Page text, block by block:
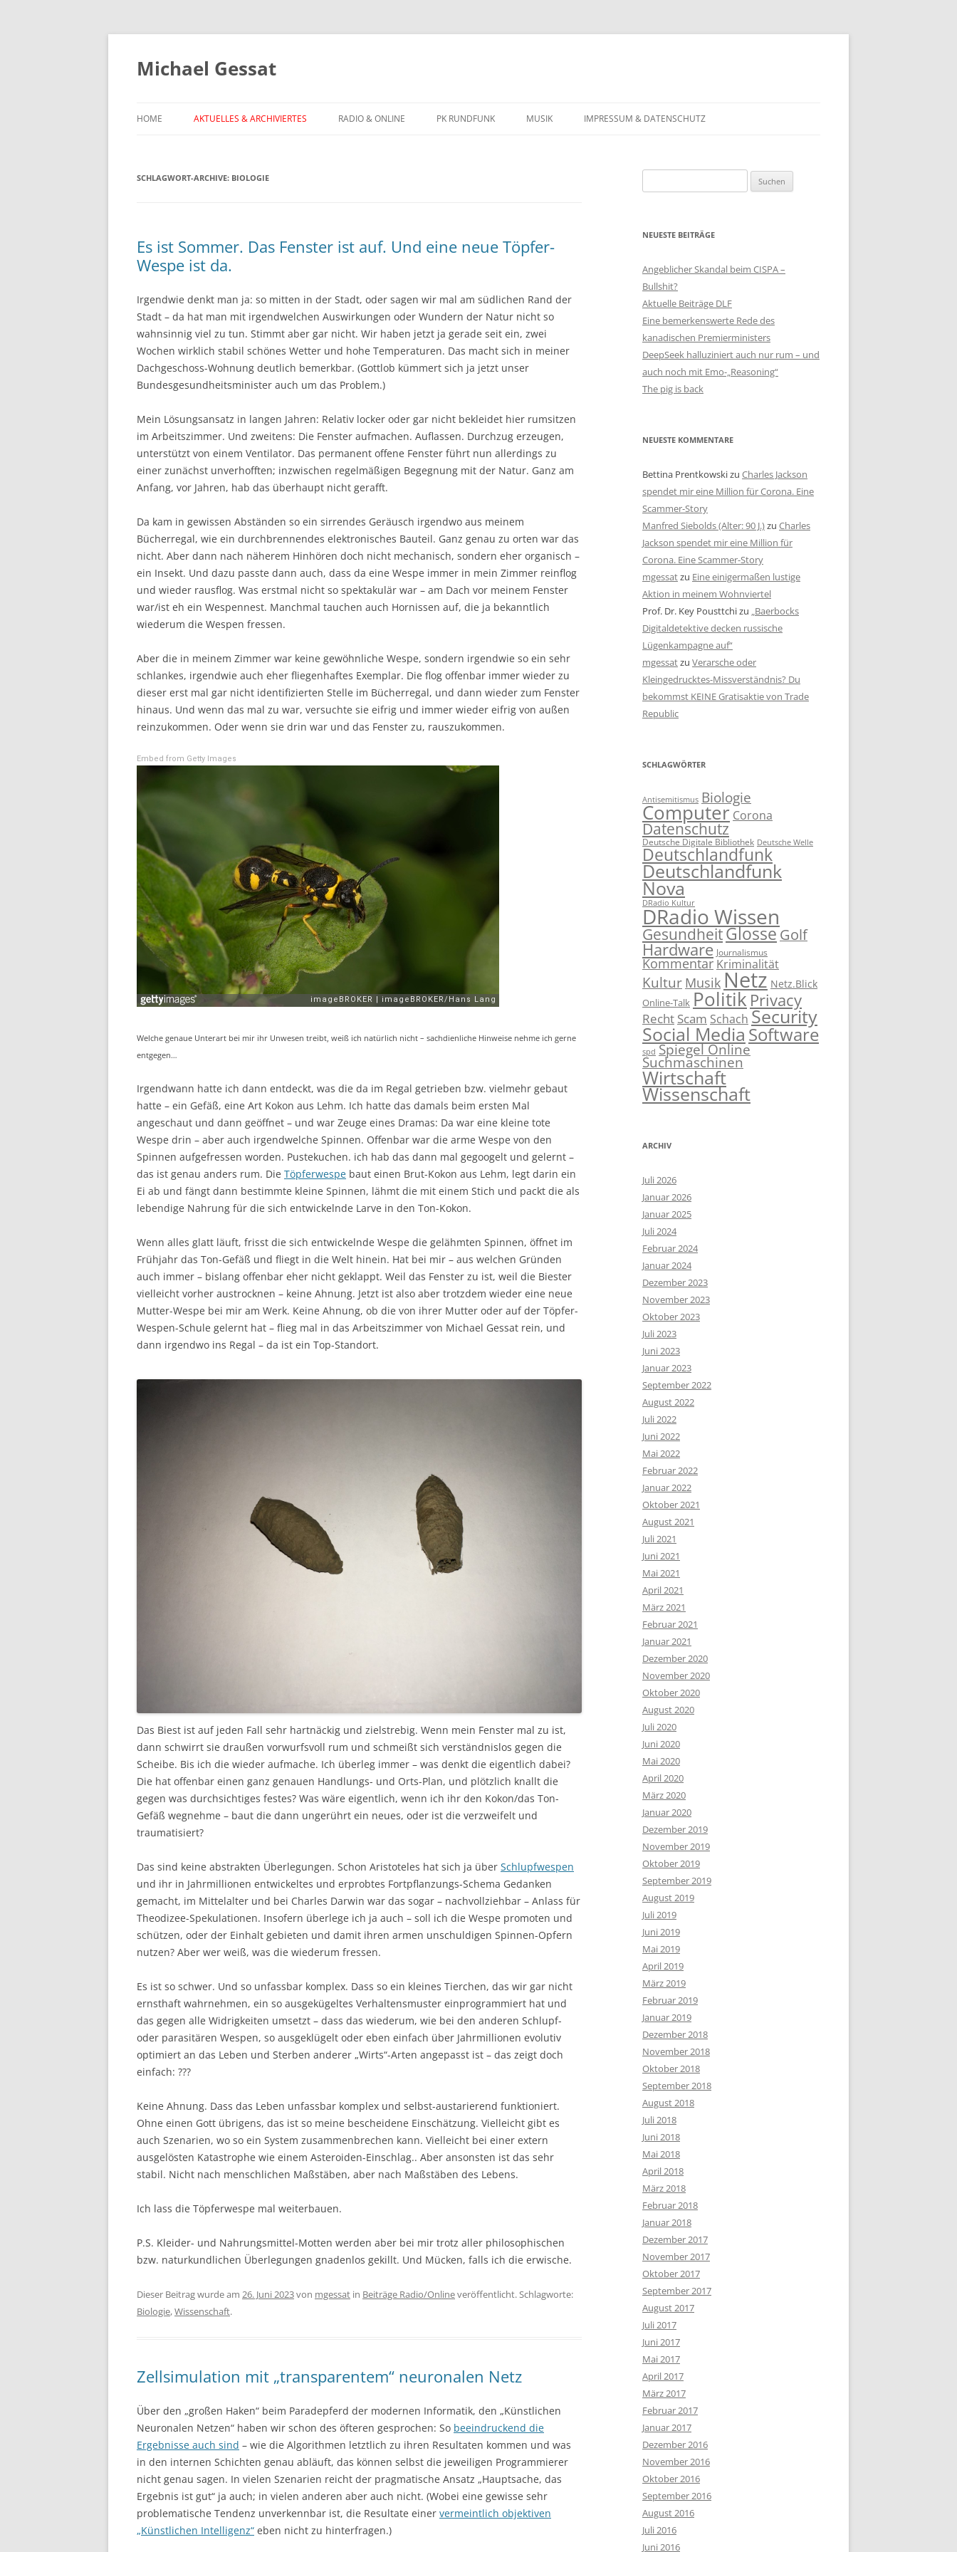
Michael Gessat
Inhalt
HOME AKTUELLES & ARCHIVIERTES RADIO & ONLINE PK RUNDFUNK MUSIK IMPRESSUM & DATENSCHUTZ
SCHLAGWORT-ARCHIVE: BIOLOGIE
Es ist Sommer. Das Fenster ist auf. Und eine neue Töpfer-
Wespe ist da.
Irgendwie denkt man ja: so mitten in der Stadt, oder sagen wir mal am südlichen Rand der
Stadt – da hat man mit irgendwelchen Auswirkungen oder Wundern der Natur nicht so
wahnsinnig viel zu tun. Stimmt aber gar nicht. Wir haben jetzt ja gerade seit ein, zwei
Wochen wirklich stabil schönes Wetter und hohe Temperaturen. Das macht sich in meiner
Dachgeschoss-Wohnung deutlich bemerkbar. (Gottlob kümmert sich ja jetzt unser
Bundesgesundheitsminister auch um das Problem.)
Mein Lösungsansatz in langen Jahren: Relativ locker oder gar nicht bekleidet hier rumsitzen
im Arbeitszimmer. Und zweitens: Die Fenster aufmachen. Auflassen. Durchzug erzeugen,
unterstützt von einem Ventilator. Das permanent offene Fenster führt nun allerdings zu
einer zunächst unverhofften; inzwischen regelmäßigen Begegnung mit der Natur. Ganz am
Anfang, vor Jahren, hab das überhaupt nicht gerafft.
Da kam in gewissen Abständen so ein sirrendes Geräusch irgendwo aus meinem
Bücherregal, wie ein durchbrennendes elektronisches Bauteil. Ganz genau zu orten war das
nicht. Aber dann nach näherem Hinhören doch nicht mechanisch, sondern eher organisch –
ein Insekt. Und dazu passte dann auch, dass da eine Wespe immer in mein Zimmer reinflog
und wieder rausflog. Was erstmal nicht so spektakulär war – am Dach vor meinem Fenster
war/ist eh ein Wespennest. Manchmal tauchen auch Hornissen auf, die ja bekanntlich
wiederum die Wespen fressen.
Aber die in meinem Zimmer war keine gewöhnliche Wespe, sondern irgendwie so ein sehr
schlankes, irgendwie auch eher fliegenhaftes Exemplar. Die flog offenbar immer wieder zu
dieser erst mal gar nicht identifizierten Stelle im Bücherregal, und dann wieder zum Fenster
hinaus. Und wenn das mal zu war, versuchte sie eifrig und immer wieder eifrig von außen
reinzukommen. Oder wenn sie drin war und das Fenster zu, rauszukommen.
Embed from Getty Images
Welche genaue Unterart bei mir ihr Unwesen treibt, weiß ich natürlich nicht – sachdienliche Hinweise nehme ich gerne
entgegen…
Irgendwann hatte ich dann entdeckt, was die da im Regal getrieben bzw. vielmehr gebaut
hatte – ein Gefäß, eine Art Kokon aus Lehm. Ich hatte das damals beim ersten Mal
angeschaut und dann geöffnet – und war Zeuge eines Dramas: Da war eine kleine tote
Wespe drin – aber auch irgendwelche Spinnen. Offenbar war die arme Wespe von den
Spinnen aufgefressen worden. Pustekuchen. ich hab das dann mal gegoogelt und gelernt –
das ist genau anders rum. Die Töpferwespe baut einen Brut-Kokon aus Lehm, legt darin ein
Ei ab und fängt dann bestimmte kleine Spinnen, lähmt die mit einem Stich und packt die als
lebendige Nahrung für die sich entwickelnde Larve in den Ton-Kokon.
Wenn alles glatt läuft, frisst die sich entwickelnde Wespe die gelähmten Spinnen, öffnet im
Frühjahr das Ton-Gefäß und fliegt in die Welt hinein. Hat bei mir – aus welchen Gründen
auch immer – bislang offenbar eher nicht geklappt. Weil das Fenster zu ist, weil die Biester
vielleicht vorher austrocknen – keine Ahnung. Jetzt ist also aber trotzdem wieder eine neue
Mutter-Wespe bei mir am Werk. Keine Ahnung, ob die von ihrer Mutter oder auf der Töpfer-
Wespen-Schule gelernt hat – flieg mal in das Arbeitszimmer von Michael Gessat rein, und
dann irgendwo ins Regal – da ist ein Top-Standort.
Das Biest ist auf jeden Fall sehr hartnäckig und zielstrebig. Wenn mein Fenster mal zu ist,
dann schwirrt sie draußen vorwurfsvoll rum und schmeißt sich verständnislos gegen die
Scheibe. Bis ich die wieder aufmache. Ich überleg immer – was denkt die eigentlich dabei?
Die hat offenbar einen ganz genauen Handlungs- und Orts-Plan, und plötzlich knallt die
gegen was durchsichtiges festes? Was wäre eigentlich, wenn ich ihr den Kokon/das Ton-
Gefäß wegnehme – baut die dann ungerührt ein neues, oder ist die verzweifelt und
traumatisiert?
Das sind keine abstrakten Überlegungen. Schon Aristoteles hat sich ja über Schlupfwespen
und ihr in Jahrmillionen entwickeltes und erprobtes Fortpflanzungs-Schema Gedanken
gemacht, im Mittelalter und bei Charles Darwin war das sogar – nachvollziehbar – Anlass für
Theodizee-Spekulationen. Insofern überlege ich ja auch – soll ich die Wespe promoten und
schützen, oder der Einhalt gebieten und damit ihren armen unschuldigen Spinnen-Opfern
nutzen? Aber wer weiß, was die wiederum fressen.
Es ist so schwer. Und so unfassbar komplex. Dass so ein kleines Tierchen, das wir gar nicht
ernsthaft wahrnehmen, ein so ausgekügeltes Verhaltensmuster einprogrammiert hat und
das gegen alle Widrigkeiten umsetzt – dass das wiederum, wie bei den anderen Schlupf-
oder parasitären Wespen, so ausgeklügelt oder eben einfach über Jahrmillionen evolutiv
optimiert an das Leben und Sterben anderer „Wirts“-Arten angepasst ist – das zeigt doch
einfach: ???
Keine Ahnung. Dass das Leben unfassbar komplex und selbst-austarierend funktioniert.
Ohne einen Gott übrigens, das ist so meine bescheidene Einschätzung. Vielleicht gibt es
auch Szenarien, wo so ein System zusammenbrechen kann. Vielleicht bei einer extern
ausgelösten Katastrophe wie einem Asteroiden-Einschlag.. Aber ansonsten ist das sehr
stabil. Nicht nach menschlichen Maßstäben, aber nach Maßstäben des Lebens.
Ich lass die Töpferwespe mal weiterbauen.
P.S. Kleider- und Nahrungsmittel-Motten werden aber bei mir trotz aller philosophischen
bzw. naturkundlichen Überlegungen gnadenlos gekillt. Und Mücken, falls ich die erwische.
Dieser Beitrag wurde am 26. Juni 2023von mgessat in Beiträge Radio/Onlineveröffentlicht. Schlagworte:
Biologie,Wissenschaft.
Zellsimulation mit „transparentem“ neuronalen Netz
Über den „großen Haken“ beim Paradepferd der modernen Informatik, den „Künstlichen
Neuronalen Netzen“ haben wir schon des öfteren gesprochen: So beeindruckend die
Ergebnisse auch sind – wie die Algorithmen letztlich zu ihren Resultaten kommen und was
in den internen Schichten genau abläuft, das können selbst die jeweiligen Programmierer
nicht genau sagen. In vielen Szenarien reicht der pragmatische Ansatz „Hauptsache, das
Ergebnis ist gut“ ja auch; in vielen anderen aber auch nicht. (Wobei eine gewisse sehr
problematische Tendenz unverkennbar ist, die Resultate einer vermeintlich objektiven
„Künstlichen Intelligenz“ eben nicht zu hinterfragen.)
nach:
NEUESTE BEITRÄGE
Angeblicher Skandal beim CISPA –
Bullshit?
Aktuelle Beiträge DLF
Eine bemerkenswerte Rede des
kanadischen Premierministers
DeepSeek halluziniert auch nur rum – und
auch noch mit Emo-„Reasoning“
The pig is back
NEUESTE KOMMENTARE
Bettina Prentkowskizu Charles Jackson
spendet mir eine Million für Corona. Eine
Scammer-Story
Manfred Siebolds (Alter: 90 J.)zu Charles
Jackson spendet mir eine Million für
Corona. Eine Scammer-Story
mgessatzu Eine einigermaßen lustige
Aktion in meinem Wohnviertel
Prof. Dr. Key Pousttchizu „Baerbocks
Digitaldetektive decken russische
Lügenkampagne auf“
mgessatzu Verarsche oder
Kleingedrucktes-Missverständnis? Du
bekommst KEINE Gratisaktie von Trade
Republic
SCHLAGWÖRTER
Antisemitismus Biologie
Computer Corona
Datenschutz
Deutsche Digitale Bibliothek Deutsche Welle
Deutschlandfunk
Deutschlandfunk
Nova
DRadio Kultur
DRadio Wissen
GesundheitGlosseGolf
Hardware Journalismus
Kommentar Kriminalität
Kultur Musik Netz Netz.Blick
Online-Talk Politik Privacy
Recht Scam Schach Security
Social Media Software
spd Spiegel Online
Suchmaschinen
Wirtschaft
Wissenschaft
ARCHIV
Juli 2026
Januar 2026
Januar 2025
Juli 2024
Februar 2024
Januar 2024
Dezember 2023
November 2023
Oktober 2023
Juli 2023
Juni 2023
Januar 2023
September 2022
August 2022
Juli 2022
Juni 2022
Mai 2022
Februar 2022
Januar 2022
Oktober 2021
August 2021
Juli 2021
Juni 2021
Mai 2021
April 2021
März 2021
Februar 2021
Januar 2021
Dezember 2020
November 2020
Oktober 2020
August 2020
Juli 2020
Juni 2020
Mai 2020
April 2020
März 2020
Januar 2020
Dezember 2019
November 2019
Oktober 2019
September 2019
August 2019
Juli 2019
Juni 2019
Mai 2019
April 2019
März 2019
Februar 2019
Januar 2019
Dezember 2018
November 2018
Oktober 2018
September 2018
August 2018
Juli 2018
Juni 2018
Mai 2018
April 2018
März 2018
Februar 2018
Januar 2018
Dezember 2017
November 2017
Oktober 2017
September 2017
August 2017
Juli 2017
Juni 2017
Mai 2017
April 2017
März 2017
Februar 2017
Januar 2017
Dezember 2016
November 2016
Oktober 2016
September 2016
August 2016
Juli 2016
Juni 2016